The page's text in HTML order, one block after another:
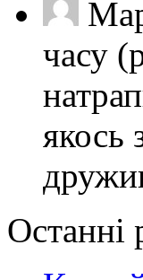
часу
якось
Останні